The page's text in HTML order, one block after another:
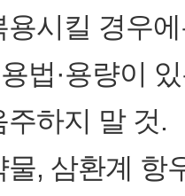
시킬 경우
법·용량이
하지 말 것.
, 삼환계 항